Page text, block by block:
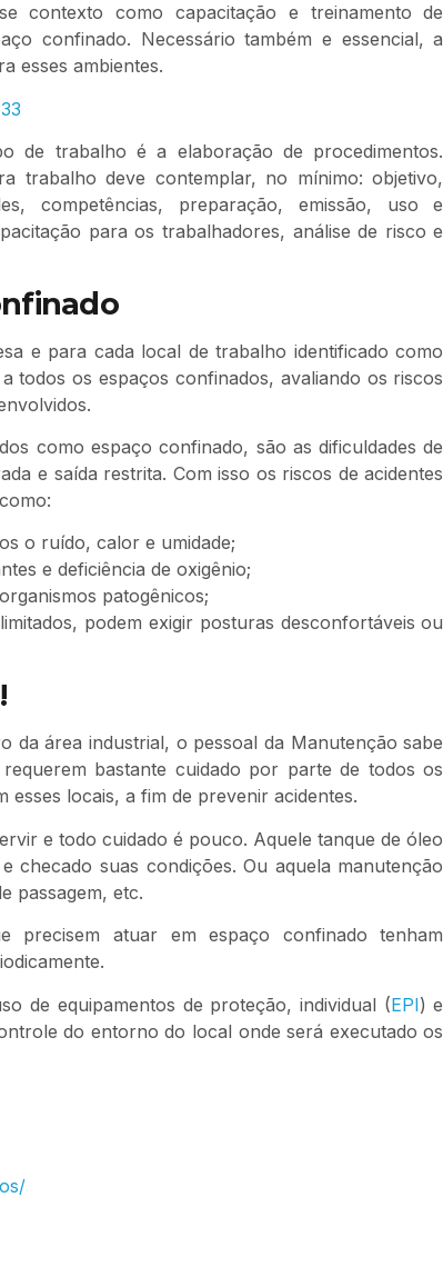
contexto como capacitação e treinamento de
confinado. Necessário também e essencial, a
esses ambientes.
de trabalho é a elaboração de procedimentos.
trabalho deve contemplar, no mínimo: objetivo,
competências, preparação, emissão, uso e
para os trabalhadores, análise de risco e
e para cada local de trabalho identificado como
todos os espaços confinados, avaliando os riscos
como espaço confinado, são as dificuldades de
e saída restrita. Com isso os riscos de acidentes
o ruído, calor e umidade;
e deficiência de oxigênio;
patogênicos;
podem exigir posturas desconfortáveis ou
da área industrial, o pessoal da Manutenção sabe
bastante cuidado por parte de todos os
locais, a fim de prevenir acidentes.
e todo cuidado é pouco. Aquele tanque de óleo
checado suas condições. Ou aquela manutenção
passagem, etc.
atuar em espaço confinado tenham
de equipamentos de proteção, individual (EPI) e
do entorno do local onde será executado os